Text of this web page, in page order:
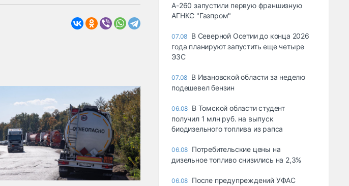
А-260 запустили первую франшизную
АГНКС "Газпром"
07.08 В Северной Осетии до конца 2026
года планируют запустить еще четыре
ЭЗС
07.08 В Ивановской области за неделю
подешевел бензин
06.08 В Томской области студент
получил 1 млн руб. на выпуск
биодизельного топлива из рапса
06.08 Потребительские цены на
дизельное топливо снизились на 2,3%
06.08 После предупреждений УФАС